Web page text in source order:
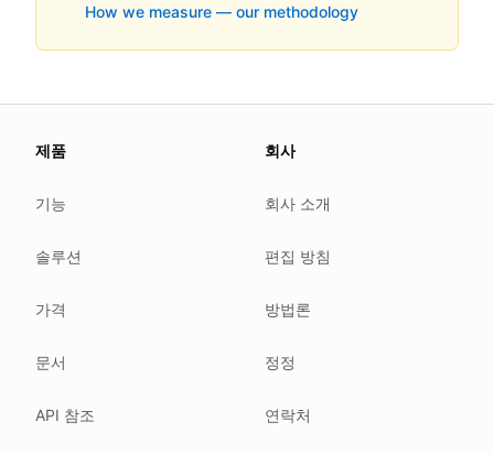
How we measure — our methodology
We update this page when our platform or the law
Related reading
Glossary
How tokens work
Where we comply
제품
기능
솔루션
가격
문서
API 참조
회사
회사 소개
편집 방침
방법론
정정
연락처